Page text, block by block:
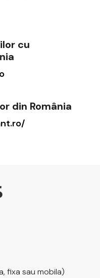
cu
din România
fixa sau mobila)